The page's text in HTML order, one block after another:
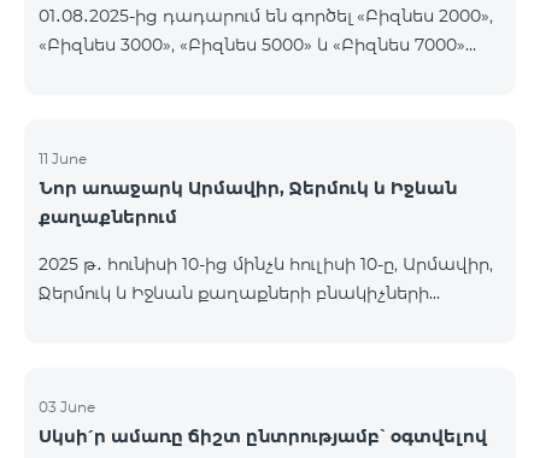
01․08․2025-ից դադարում են գործել «Բիզնես 2000»,
«Բիզնես 3000», «Բիզնես 5000» և «Բիզնես 7000»
ստորև ներկայացված աղյուսակի․ Հին
սակագնային փաթեթ Նոր սակագնային փաթեթ
Բիզնես 2000 PRO 1900 Բիզնես 3000 Pro Special 1
11 June
Նոր առաջարկ Արմավիր, Ջերմուկ և Իջևան
քաղաքներում
2025 թ․ հունիսի 10-ից մինչև հուլիսի 10-ը, Արմավիր,
Ջերմուկ և Իջևան քաղաքների բնակիչների
9900 Regional Ակցիայի շրջանակում
առաջարկվում է 50% զեղչ առաջին 6 ամիսների
03 June
Սկսի՛ր ամառը ճիշտ ընտրությամբ՝ օգտվելով